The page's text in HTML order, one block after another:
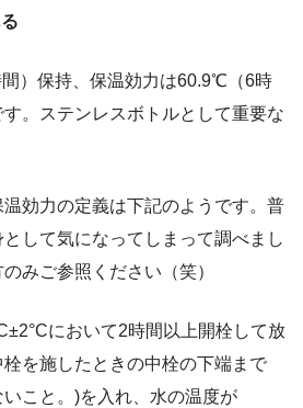
）保持、保温効力は60.9℃（6時
。ステンレスボトルとして重要な
効力の定義は下記のようです。普
して気になってしまって調べまし
みご参照ください（笑）
において2時間以上開栓して放
を施したときの中栓の下端まで
こと。)を入れ、水の温度が